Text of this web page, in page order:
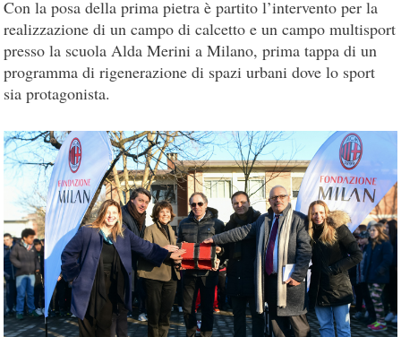
Con la posa della prima pietra è partito l’intervento per la
realizzazione di un campo di calcetto e un campo multisport
presso la scuola Alda Merini a Milano, prima tappa di un
programma di rigenerazione di spazi urbani dove lo sport
sia protagonista.